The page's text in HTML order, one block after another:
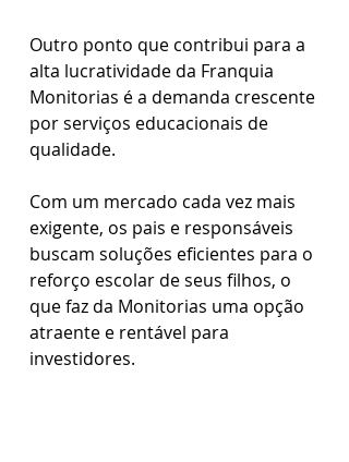
Outro ponto que contribui para a
alta lucratividade da Franquia
Monitorias é a demanda crescente
por serviços educacionais de
qualidade.
Com um mercado cada vez mais
exigente, os pais e responsáveis
buscam soluções eficientes para o
reforço escolar de seus filhos, o
que faz da Monitorias uma opção
atraente e rentável para
investidores.